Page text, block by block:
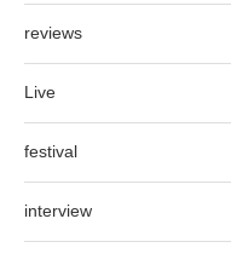
reviews
Live
festival
interview